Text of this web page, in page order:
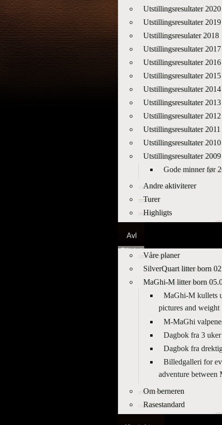
Utstillingsresultater 2020
Utstillingsresultater 2019
Utstillingsresulater 2018
Utstillingsresultater 2017
Utstillingsresultater 2016
Utstillingsresultater 2015
Utstillingsresultater 2014
Utstillingsresultater 2013
Utstillingsresultater 2012
Utstillingsresultater 2011
Utstillingsresultater 2010
Utstillingsresultater 2009
Gode minner før
Andre aktiviterer
Turer
Highligts
Våre planer
SilverQuart litter born
MaGhi-M litter born
MaGhi-M kullets
pictures and weight
M-MaGhi
Dagbok fra 3
Dagbok fra
Billedgalleri for
adventure between
Om berneren
Rasestandard